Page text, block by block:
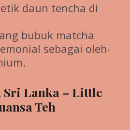
daun tencha di
bubuk matcha
sebagai oleh-
Sri Lanka – Little
Teh